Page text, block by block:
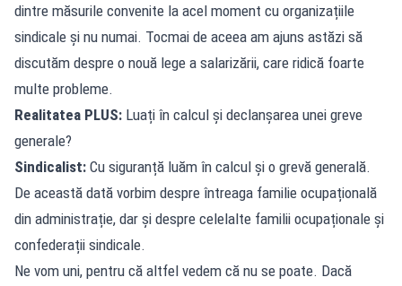
dintre măsurile convenite la acel moment cu organizațiile
sindicale și nu numai. Tocmai de aceea am ajuns astăzi să
discutăm despre o nouă lege a salarizării, care ridică foarte
multe probleme.
Realitatea PLUS: Luați în calcul și declanșarea unei greve
generale?
Sindicalist: Cu siguranță luăm în calcul și o grevă generală.
De această dată vorbim despre întreaga familie ocupațională
din administrație, dar și despre celelalte familii ocupaționale și
confederații sindicale.
Ne vom uni, pentru că altfel vedem că nu se poate. Dacă